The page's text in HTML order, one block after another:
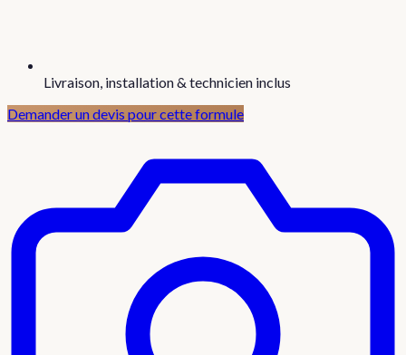
Livraison, installation & technicien inclus
Demander un devis pour cette formule